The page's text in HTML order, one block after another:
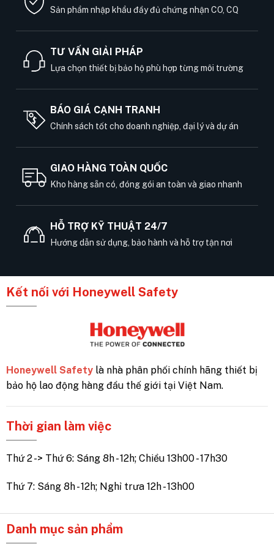
Sản phẩm nhập khẩu đầy đủ chứng nhận CO, CQ
TƯ VẤN GIẢI PHÁP
Lựa chọn thiết bị bảo hộ phù hợp từng môi trường
BÁO GIÁ CẠNH TRANH
Chính sách tốt cho doanh nghiệp, đại lý và dự án
GIAO HÀNG TOÀN QUỐC
Kho hàng sẵn có, đóng gói an toàn và giao nhanh
HỖ TRỢ KỸ THUẬT 24/7
Hướng dẫn sử dụng, bảo hành và hỗ trợ tận nơi
Kết nối với Honeywell Safety
Honeywell Safety là nhà phân phối chính hãng thiết bị
bảo hộ lao động hàng đầu thế giới tại Việt Nam.
Thời gian làm việc
Thứ 2 -> Thứ 6: Sáng 8h - 12h; Chiều 13h00 - 17h30
Thứ 7: Sáng 8h - 12h; Nghỉ trưa 12h - 13h00
Danh mục sản phẩm